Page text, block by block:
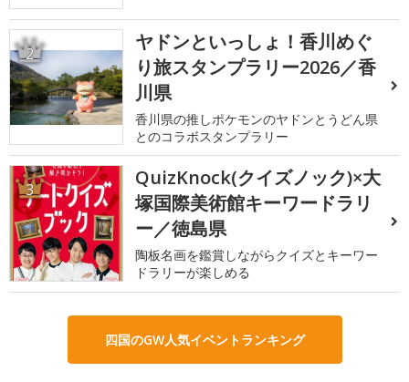
2
ヤドンといっしょ！香川めぐ
り旅スタンプラリー2026／香
川県
香川県の推しポケモンのヤドンとうどん県
とのコラボスタンプラリー
3
QuizKnock(クイズノック)×大
塚国際美術館キーワードラリ
ー／徳島県
陶板名画を鑑賞しながらクイズとキーワー
ドラリーが楽しめる
四国のGW人気イベントランキング